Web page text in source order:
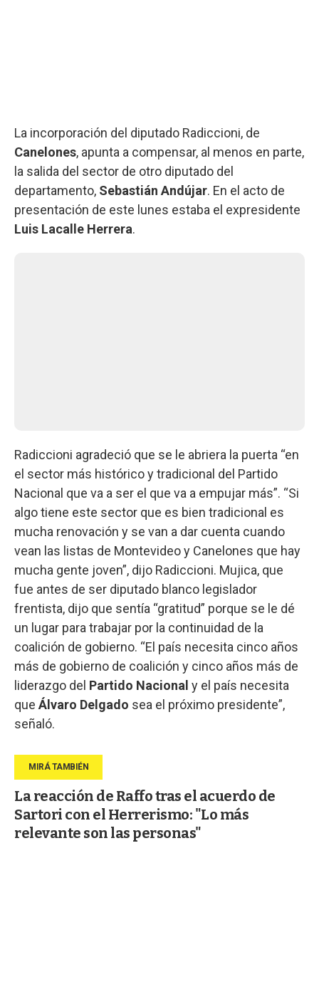
La incorporación del diputado Radiccioni, de
Canelones, apunta a compensar, al menos en parte,
la salida del sector de otro diputado del
departamento, Sebastián Andújar. En el acto de
presentación de este lunes estaba el expresidente
Luis Lacalle Herrera.
Radiccioni agradeció que se le abriera la puerta “en
el sector más histórico y tradicional del Partido
Nacional que va a ser el que va a empujar más”. “Si
algo tiene este sector que es bien tradicional es
mucha renovación y se van a dar cuenta cuando
vean las listas de Montevideo y Canelones que hay
mucha gente joven”, dijo Radiccioni. Mujica, que
fue antes de ser diputado blanco legislador
frentista, dijo que sentía “gratitud” porque se le dé
un lugar para trabajar por la continuidad de la
coalición de gobierno. “El país necesita cinco años
más de gobierno de coalición y cinco años más de
liderazgo del Partido Nacional y el país necesita
que Álvaro Delgado sea el próximo presidente”,
señaló.
La reacción de Raffo tras el acuerdo de
Sartori con el Herrerismo: "Lo más
relevante son las personas"